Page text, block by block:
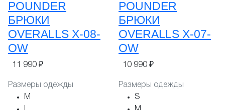
POUNDER
БРЮКИ
OVERALLS X-08-
OW
11 990 ₽
Размеры одежды
M
POUNDER
БРЮКИ
OVERALLS X-07-
OW
10 990 ₽
Размеры одежды
S